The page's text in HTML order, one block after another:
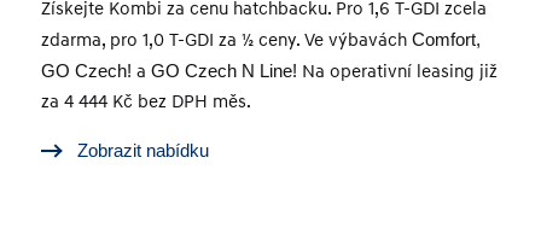
Získejte Kombi za cenu hatchbacku. Pro 1,6 T-GDI zcela
zdarma, pro 1,0 T-GDI za ½ ceny. Ve výbavách Comfort,
GO Czech! a GO Czech N Line! Na operativní leasing již
za 4 444 Kč bez DPH měs.
Zobrazit nabídku